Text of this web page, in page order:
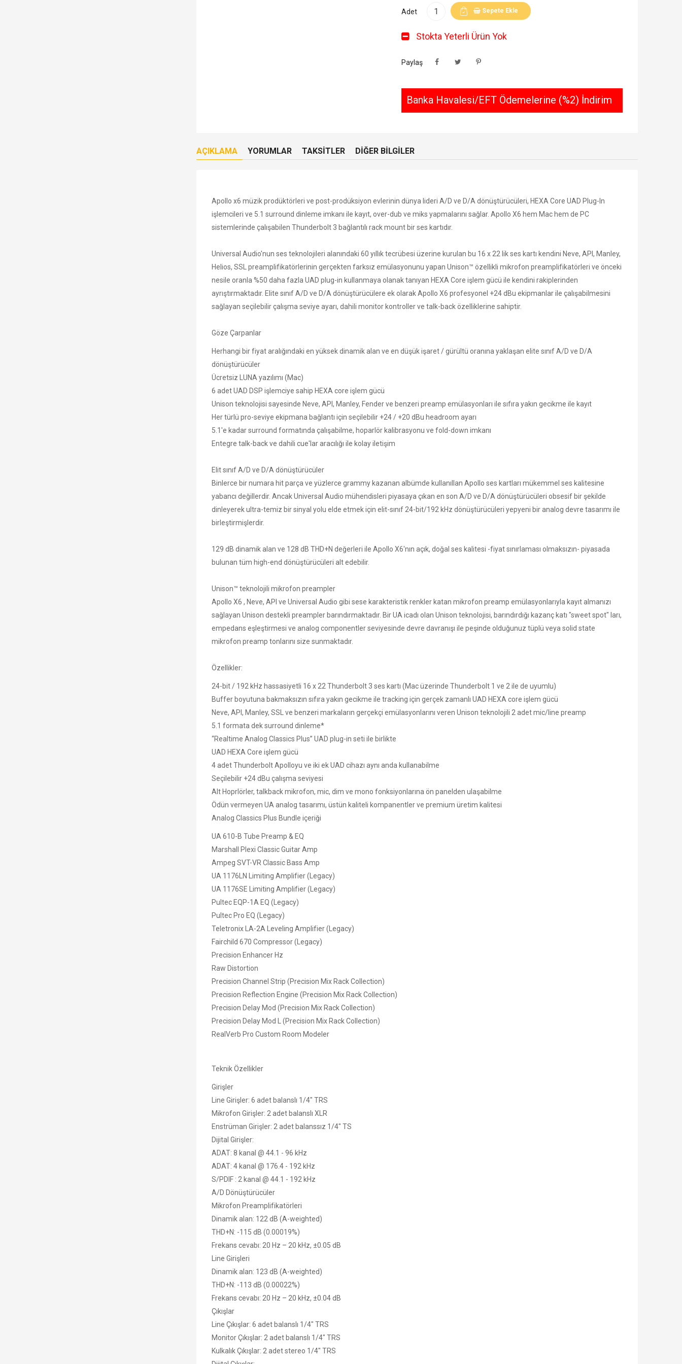
Adet Sepete Ekle
Stokta Yeterli Ürün Yok
Paylaş
Banka Havalesi/EFT Ödemelerine (%2) İndirim
AÇIKLAMA YORUMLAR TAKSITLER DIĞER BILGILER
Apollo x6 müzik prodüktörleri ve post-prodüksiyon evlerinin dünya lideri A/D ve D/A dönüştürücüleri, HEXA Core UAD Plug-In
işlemcileri ve 5.1 surround dinleme imkanı ile kayıt, over-dub ve miks yapmalarını sağlar. Apollo X6 hem Mac hem de PC
sistemlerinde çalışabilen Thunderbolt 3 bağlantılı rack mount bir ses kartıdır.
Universal Audio'nun ses teknolojileri alanındaki 60 yıllık tecrübesi üzerine kurulan bu 16 x 22 lik ses kartı kendini Neve, API, Manley,
Helios, SSL preamplifikatörlerinin gerçekten farksız emülasyonunu yapan Unison™ özellikli mikrofon preamplifikatörleri ve önceki
nesile oranla %50 daha fazla UAD plug-in kullanmaya olanak tanıyan HEXA Core işlem gücü ile kendini rakiplerinden
ayrıştırmaktadır. Elite sınıf A/D ve D/A dönüştürücülere ek olarak Apollo X6 profesyonel +24 dBu ekipmanlar ile çalışabilmesini
sağlayan seçilebilir çalışma seviye ayarı, dahili monitor kontroller ve talk-back özelliklerine sahiptir.
Göze Çarpanlar
Herhangi bir fiyat aralığındaki en yüksek dinamik alan ve en düşük işaret / gürültü oranına yaklaşan elite sınıf A/D ve D/A
dönüştürücüler
Ücretsiz LUNA yazılımı (Mac)
6 adet UAD DSP işlemciye sahip HEXA core işlem gücü
Unison teknolojisi sayesinde Neve, API, Manley, Fender ve benzeri preamp emülasyonları ile sıfıra yakın gecikme ile kayıt
Her türlü pro-seviye ekipmana bağlantı için seçilebilir +24 / +20 dBu headroom ayarı
5.1'e kadar surround formatında çalışabilme, hoparlör kalibrasyonu ve fold-down imkanı
Entegre talk-back ve dahili cue'lar aracılığı ile kolay iletişim
Elit sınıf A/D ve D/A dönüştürücüler
Binlerce bir numara hit parça ve yüzlerce grammy kazanan albümde kullanıllan Apollo ses kartları mükemmel ses kalitesine
yabancı değillerdir. Ancak Universal Audio mühendisleri piyasaya çıkan en son A/D ve D/A dönüştürücüleri obsesif bir şekilde
dinleyerek ultra-temiz bir sinyal yolu elde etmek için elit-sınıf 24-bit/192 kHz dönüştürücüleri yepyeni bir analog devre tasarımı ile
birleştirmişlerdir.
129 dB dinamik alan ve 128 dB THD+N değerleri ile Apollo X6'nın açık, doğal ses kalitesi -fiyat sınırlaması olmaksızın- piyasada
bulunan tüm high-end dönüştürücüleri alt edebilir.
Unison™ teknolojili mikrofon preampler
Apollo X6 , Neve, API ve Universal Audio gibi sese karakteristik renkler katan mikrofon preamp emülasyonlarıyla kayıt almanızı
sağlayan Unison destekli preampler barındırmaktadır. Bir UA icadı olan Unison teknolojisi, barındırdığı kazanç katı "sweet spot" ları,
empedans eşleştirmesi ve analog componentler seviyesinde devre davranışı ile peşinde olduğunuz tüplü veya solid state
mikrofon preamp tonlarını size sunmaktadır.
Özellikler:
24-bit / 192 kHz hassasiyetli 16 x 22 Thunderbolt 3 ses kartı (Mac üzerinde Thunderbolt 1 ve 2 ile de uyumlu)
Buffer boyutuna bakmaksızın sıfıra yakın gecikme ile tracking için gerçek zamanlı UAD HEXA core işlem gücü
Neve, API, Manley, SSL ve benzeri markaların gerçekçi emülasyonlarını veren Unison teknolojili 2 adet mic/line preamp
5.1 formata dek surround dinleme*
“Realtime Analog Classics Plus” UAD plug-in seti ile birlikte
UAD HEXA Core işlem gücü
4 adet Thunderbolt Apolloyu ve iki ek UAD cihazı aynı anda kullanabilme
Seçilebilir +24 dBu çalışma seviyesi
Alt Hoprlörler, talkback mikrofon, mic, dim ve mono fonksiyonlarına ön panelden ulaşabilme
Ödün vermeyen UA analog tasarımı, üstün kaliteli kompanentler ve premium üretim kalitesi
Analog Classics Plus Bundle içeriği
UA 610-B Tube Preamp & EQ
Marshall Plexi Classic Guitar Amp
Ampeg SVT-VR Classic Bass Amp
UA 1176LN Limiting Amplifier (Legacy)
UA 1176SE Limiting Amplifier (Legacy)
Pultec EQP-1A EQ (Legacy)
Pultec Pro EQ (Legacy)
Teletronix LA-2A Leveling Amplifier (Legacy)
Fairchild 670 Compressor (Legacy)
Precision Enhancer Hz
Raw Distortion
Precision Channel Strip (Precision Mix Rack Collection)
Precision Reflection Engine (Precision Mix Rack Collection)
Precision Delay Mod (Precision Mix Rack Collection)
Precision Delay Mod L (Precision Mix Rack Collection)
RealVerb Pro Custom Room Modeler
Teknik Özellikler
Girişler
Line Girişler: 6 adet balanslı 1/4" TRS
Mikrofon Girişler: 2 adet balanslı XLR
Enstrüman Girişler: 2 adet balanssız 1/4" TS
Dijital Girişler:
ADAT: 8 kanal @ 44.1 - 96 kHz
ADAT: 4 kanal @ 176.4 - 192 kHz
S/PDIF : 2 kanal @ 44.1 - 192 kHz
A/D Dönüştürücüler
Mikrofon Preamplifikatörleri
Dinamik alan: 122 dB (A-weighted)
THD+N: -115 dB (0.00019%)
Frekans cevabı: 20 Hz – 20 kHz, ±0.05 dB
Line Girişleri
Dinamik alan: 123 dB (A-weighted)
THD+N: -113 dB (0.00022%)
Frekans cevabı: 20 Hz – 20 kHz, ±0.04 dB
Çıkışlar
Line Çıkışlar: 6 adet balanslı 1/4" TRS
Monitor Çıkışlar: 2 adet balanslı 1/4" TRS
Kulkalık Çıkışlar: 2 adet stereo 1/4" TRS